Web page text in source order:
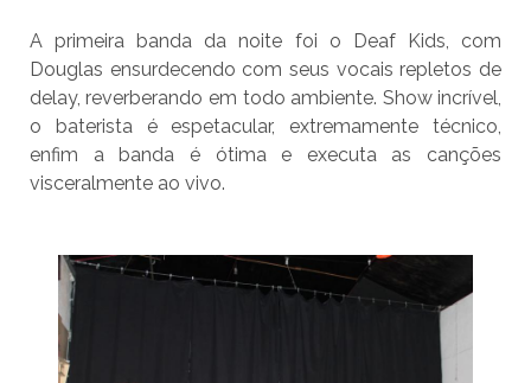
A primeira banda da noite foi o Deaf Kids, com
Douglas ensurdecendo com seus vocais repletos de
delay, reverberando em todo ambiente. Show incrível,
o baterista é espetacular, extremamente técnico,
enfim a banda é ótima e executa as canções
visceralmente ao vivo.